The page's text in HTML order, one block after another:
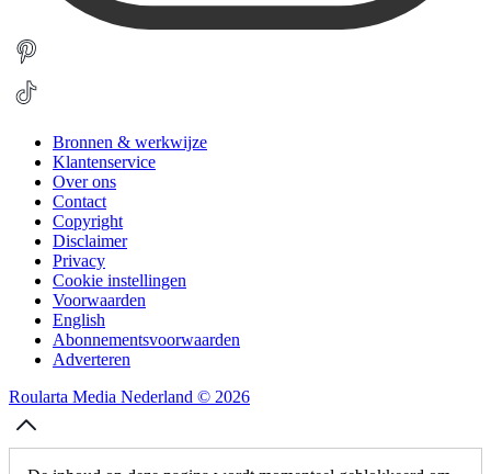
Bronnen & werkwijze
Klantenservice
Over ons
Contact
Copyright
Disclaimer
Privacy
Cookie instellingen
Voorwaarden
English
Abonnementsvoorwaarden
Adverteren
Roularta Media Nederland © 2026